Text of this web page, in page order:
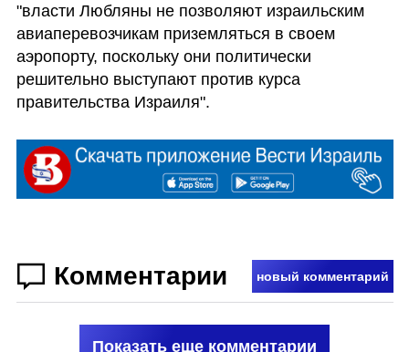
"власти Любляны не позволяют израильским
авиаперевозчикам приземляться в своем
аэропорту, поскольку они политически
решительно выступают против курса
правительства Израиля".
Комментарии новый комментарий
Показать еще комментарии